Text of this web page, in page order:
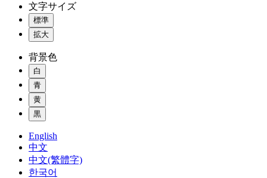
文字サイズ
標準
拡大
背景色
白
青
黄
黒
English
中文
中文(繁體字)
한국어